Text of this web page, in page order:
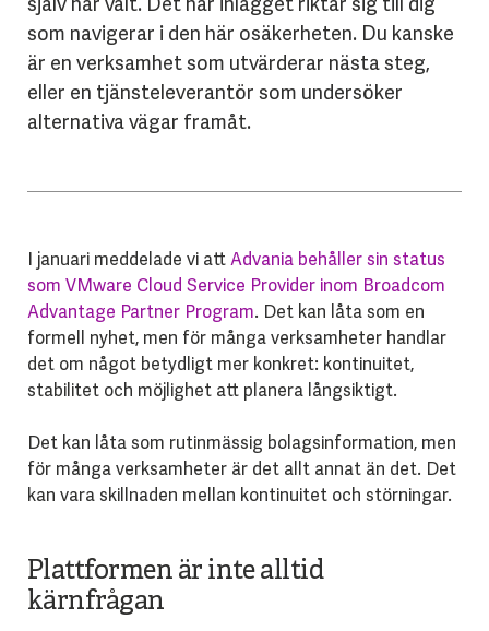
som navigerar i den här osäkerheten. Du kanske
är en verksamhet som utvärderar nästa steg,
eller en tjänsteleverantör som undersöker
alternativa vägar framåt.
I januari meddelade vi attAdvania behåller sin status
som VMware Cloud Service Provider inom Broadcom
Advantage Partner Program. Det kan låta som en
formell nyhet, men för många verksamheter handlar
det om något betydligt mer konkret: kontinuitet,
stabilitet och möjlighet att planera långsiktigt.
Det kan låta som rutinmässig bolagsinformation, men
för många verksamheter är det allt annat än det. Det
kan vara skillnaden mellan kontinuitet och störningar.
Plattformen är inte alltid
kärnfrågan